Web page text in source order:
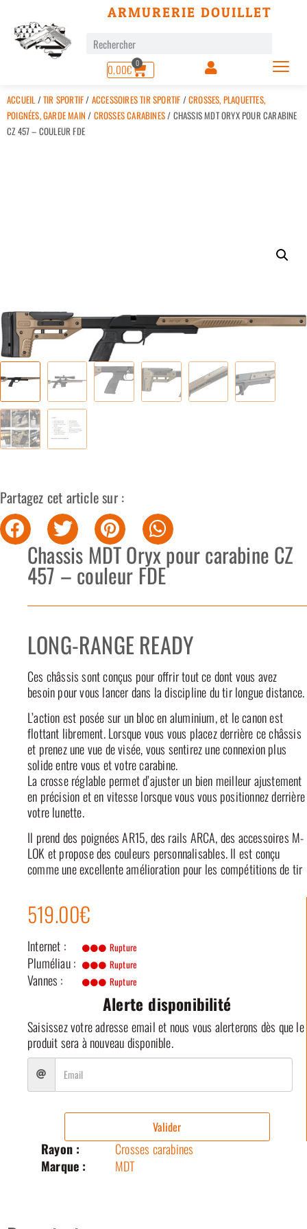
ARMURERIE DOUILLET
0,00€ 0
ACCUEIL /TIR SPORTIF/ ACCESSOIRES TIR SPORTIF /CROSSES, PLAQUETTES,
POIGNÉES, GARDE MAIN / CROSSES CARABINES/ CHASSIS MDT ORYX POUR CARABINE
CZ 457 – COULEUR FDE
Partagez cet article sur :
Chassis MDT Oryx pour carabine CZ
457 – couleur FDE
LONG-RANGE READY
Ces châssis sont conçus pour offrir tout ce dont vous avez
besoin pour vous lancer dans la discipline du tir longue distance.
L’action est posée sur un bloc en aluminium, et le canon est
flottant librement. Lorsque vous vous placez derrière ce châssis
et prenez une vue de visée, vous sentirez une connexion plus
solide entre vous et votre carabine.
La crosse réglable permet d’ajuster un bien meilleur ajustement
en précision et en vitesse lorsque vous vous positionnez derrière
votre lunette.
Il prend des poignées AR15, des rails ARCA, des accessoires M-
LOK et propose des couleurs personnalisables. Il est conçu
comme une excellente amélioration pour les compétitions de tir
519.00€
Internet : Rupture
Pluméliau : Rupture
Vannes : Rupture
Alerte disponibilité
Saisissez votre adresse email et nous vous alerterons dès que le
produit sera à nouveau disponible.
Valider
Rayon :
Crosses carabines
Marque :
MDT